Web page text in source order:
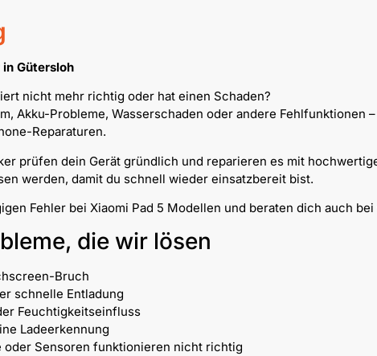
Gütersloh
nicht mehr richtig oder hat einen Schaden?
Akku-Probleme, Wasserschaden oder andere
Reparaturen.
prüfen dein Gerät gründlich und reparieren es mit
werden, damit du schnell wieder einsatzbereit bist.
Fehler bei Xiaomi Pad 5 Modellen und beraten dich auch
die wir lösen
Bruch
schnelle Entladung
Feuchtigkeitseinfluss
Ladeerkennung
oder Sensoren funktionieren nicht richtig